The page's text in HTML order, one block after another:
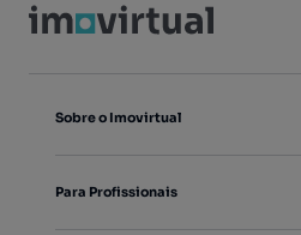
Sobre o Imovirtual
Para Profissionais